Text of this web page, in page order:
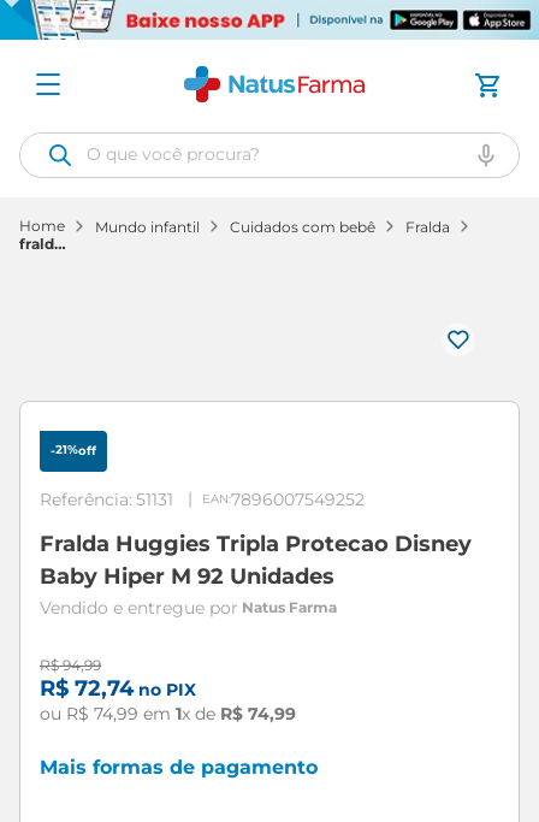
O que você procura?
mundo infantil cuidados com bebê
fralda
fralda
-21%off
Referência: 51131 7896007549252
Fralda Huggies Tripla Protecao Disney
Baby Hiper M 92 Unidades
Natus Farma
R$ 94,99
R$ 72,74no PIX
ou R$ 74,99 em 1x de R$ 74,99
Mais formas de pagamento